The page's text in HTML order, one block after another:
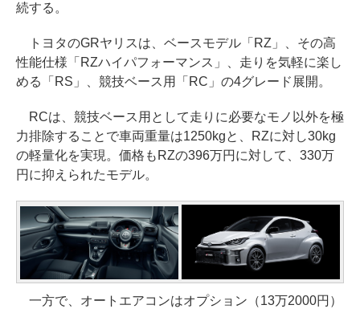
続する。
トヨタのGRヤリスは、ベースモデル「RZ」、その高
性能仕様「RZハイパフォーマンス」、走りを気軽に楽し
める「RS」、競技ベース用「RC」の4グレード展開。
RCは、競技ベース用として走りに必要なモノ以外を極
力排除することで車両重量は1250kgと、RZに対し30kg
の軽量化を実現。価格もRZの396万円に対して、330万
円に抑えられたモデル。
一方で、オートエアコンはオプション（13万2000円）